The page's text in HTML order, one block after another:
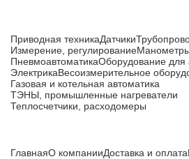
Приводная техникаДатчики
Измерение, регулирование
ПневмоавтоматикаОборудование для
ЭлектрикаВесоизмерительное
Газовая и котельная автоматика
ТЭНЫ, промышленные нагреватели
Теплосчетчики, расходомеры
ГлавнаяО компанииДоставка и оплата